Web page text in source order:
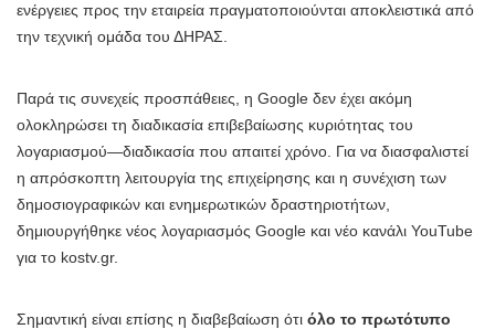
ενέργειες προς την εταιρεία πραγματοποιούνται αποκλειστικά από
την τεχνική ομάδα του ΔΗΡΑΣ.
Παρά τις συνεχείς προσπάθειες, η Google δεν έχει ακόμη
ολοκληρώσει τη διαδικασία επιβεβαίωσης κυριότητας του
λογαριασμού—διαδικασία που απαιτεί χρόνο. Για να διασφαλιστεί
η απρόσκοπτη λειτουργία της επιχείρησης και η συνέχιση των
δημοσιογραφικών και ενημερωτικών δραστηριοτήτων,
δημιουργήθηκε νέος λογαριασμός Google και νέο κανάλι YouTube
για το kostv.gr.
Σημαντική είναι επίσης η διαβεβαίωση ότι όλο το πρωτότυπο